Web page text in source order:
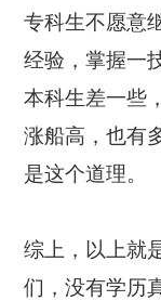
专科生不愿意
经验，掌握一
本科生差一些
涨船高，也有
是这个道理。
综上，以上就
们，没有学历